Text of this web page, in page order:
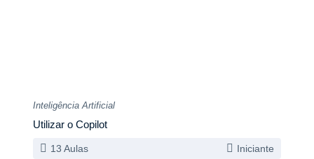
Inteligência Artificial
Utilizar o Copilot
13 Aulas Iniciante